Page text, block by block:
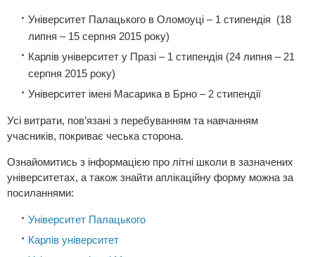
Університет Палацького в Оломоуці – 1 стипендія (18
липня – 15 серпня 2015 року)
Карлів університет у Празі – 1 стипендія (24 липня – 21
серпня 2015 року)
Університет імені Масарика в Брно – 2 стипендії
Усі витрати, пов’язані з перебуванням та навчанням
учасників, покриває чеська сторона.
Ознайомитись з інформацією про літні школи в зазначених
університетах, а також знайти аплікаційну форму можна за
посиланнями:
Університет Палацького
Карлів університет